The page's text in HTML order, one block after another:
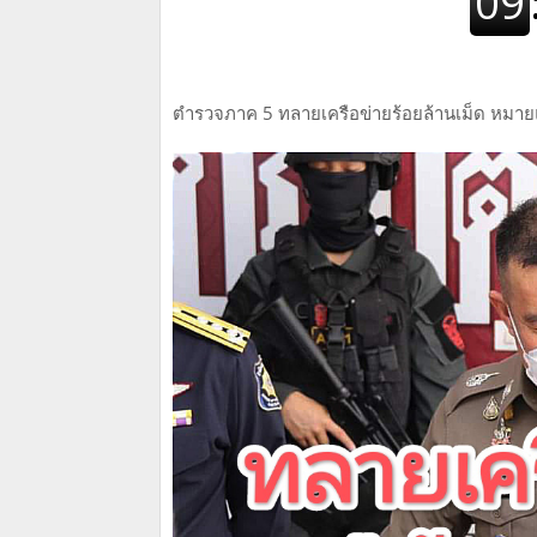
ตำรวจภาค 5 ทลายเครือข่ายร้อยล้านเม็ด หม